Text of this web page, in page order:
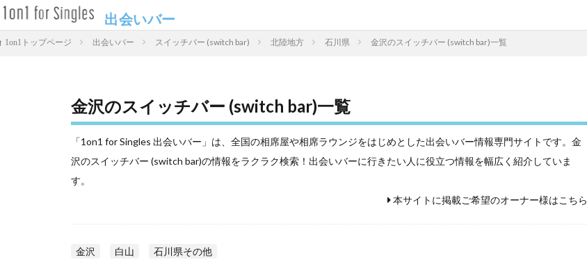
出会いバー
1on1トップページ 出会いバー スイッチバー (switch bar) 北陸地方 石川県 金沢のスイッチバー (switch bar)一覧
金沢のスイッチバー (switch bar)一覧
「1on1 for Singles 出会いバー」は、全国の相席屋や相席ラウンジをはじめとした出会いバー情報専門サイトです。金
沢のスイッチバー (switch bar)の情報をラクラク検索！出会いバーに行きたい人に役立つ情報を幅広く紹介していま
す。
本サイトに掲載ご希望のオーナー様はこちら
金沢 白山 石川県その他